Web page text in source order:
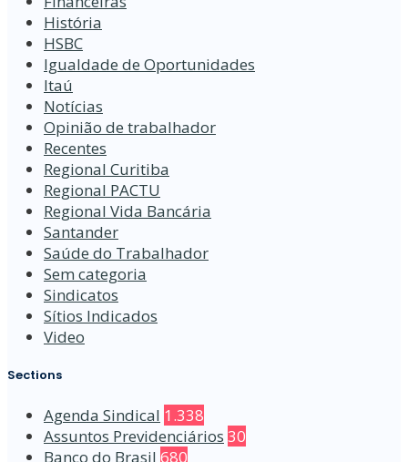
História
HSBC
Igualdade de Oportunidades
Itaú
Notícias
Opinião de trabalhador
Recentes
Regional Curitiba
Regional PACTU
Regional Vida Bancária
Santander
Saúde do Trabalhador
Sem categoria
Sindicatos
Sítios Indicados
Video
Sections
Agenda Sindical 1.338
Assuntos Previdenciários 30
Banco do Brasil 680